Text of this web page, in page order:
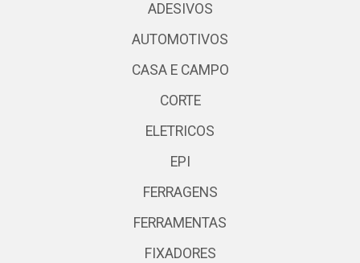
ADESIVOS
AUTOMOTIVOS
CASA E CAMPO
CORTE
ELETRICOS
EPI
FERRAGENS
FERRAMENTAS
FIXADORES